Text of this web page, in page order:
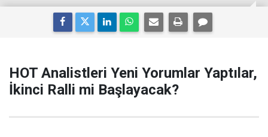
HOT Analistleri Yeni Yorumlar Yaptılar,
İkinci Ralli mi Başlayacak?